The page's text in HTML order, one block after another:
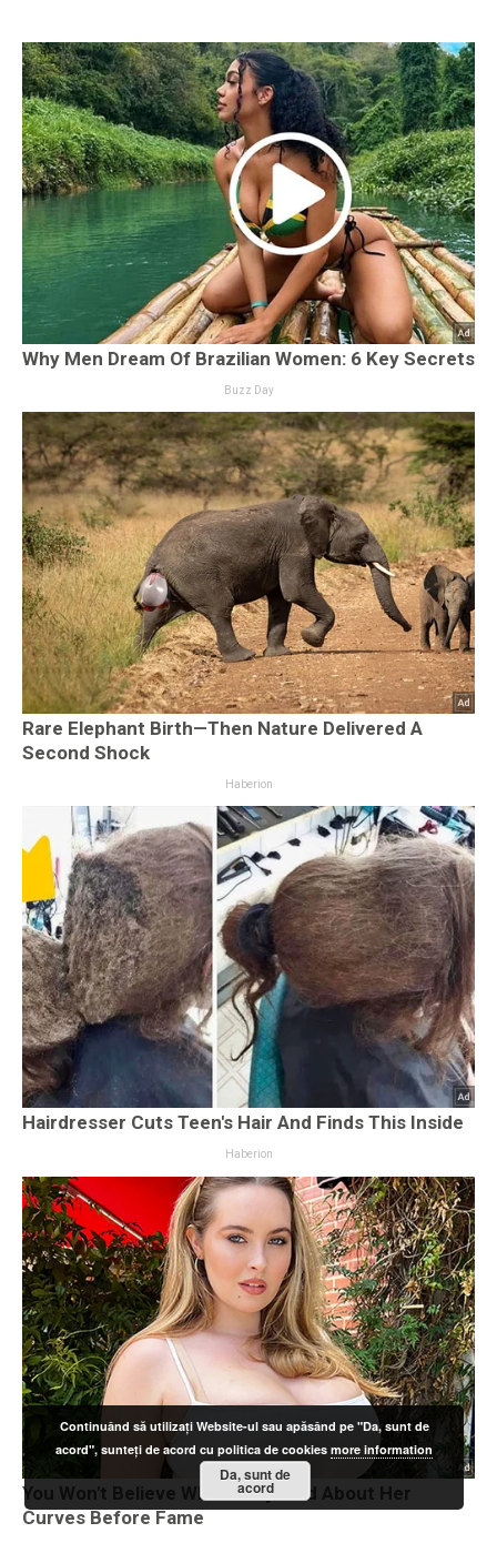
Continuând să utilizați Website-ul sau apăsând pe "Da, sunt de
acord", sunteți de acord cu politica de cookiesmore information
Da, sunt de
acord